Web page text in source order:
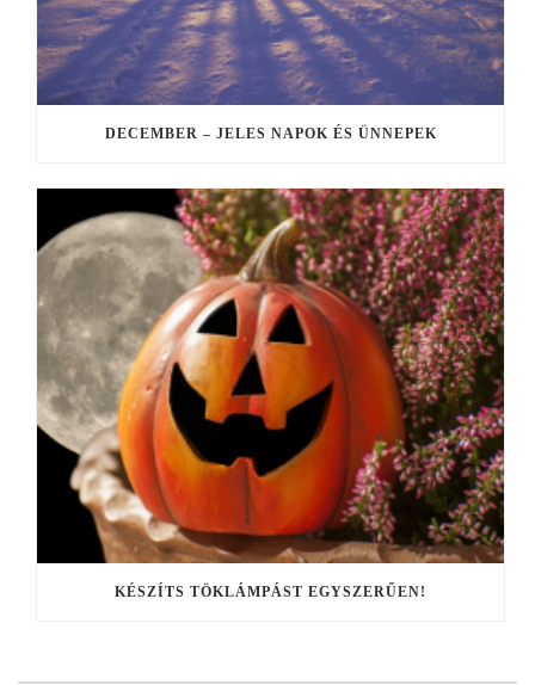
DECEMBER – JELES NAPOK ÉS ÜNNEPEK
KÉSZÍTS TÖKLÁMPÁST EGYSZERŰEN!